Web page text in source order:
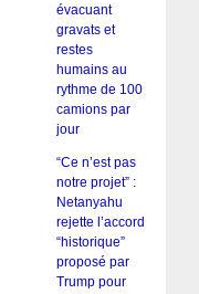
évacuant
gravats et
restes
humains au
rythme de 100
camions par
jour
“Ce n’est pas
notre projet” :
Netanyahu
rejette l’accord
“historique”
proposé par
Trump pour